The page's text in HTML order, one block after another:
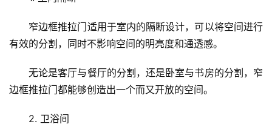
铝
门
登录 注册
窄边框推拉门适用于室内的隔断设计，可以将空间进行
有效的分割，同时不影响空间的明亮度和通透感。
无论是客厅与餐厅的分割，还是卧室与书房的分割，窄
边框推拉门都能够创造出一个而又开放的空间。
2. 卫浴间